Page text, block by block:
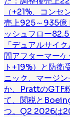
（+21%、コン
売上925～935億
ッシュフロー
「デュアルサイ
間アフターマー
ト+19%）と防
ニック、マージ
か、PrattのGTF
て、関税と
つ。Q2 2026は